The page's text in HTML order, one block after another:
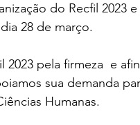
do Recfil 2023
28 de março.
pela firmeza  e
sua demanda
Humanas.